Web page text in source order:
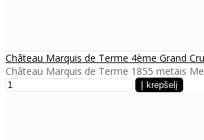
Château Marquis de Terme 4ème Grand
Château Marquis de Terme 1855 metais